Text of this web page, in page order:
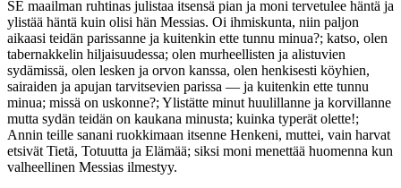
SE maailman ruhtinas julistaa itsensä pian ja moni tervetulee häntä ja
ylistää häntä kuin olisi hän Messias. Oi ihmiskunta, niin paljon
aikaasi teidän parissanne ja kuitenkin ette tunnu minua?; katso, olen
tabernakkelin hiljaisuudessa; olen murheellisten ja alistuvien
sydämissä, olen lesken ja orvon kanssa, olen henkisesti köyhien,
sairaiden ja apujan tarvitsevien parissa — ja kuitenkin ette tunnu
minua; missä on uskonne?; Ylistätte minut huulillanne ja korvillanne
mutta sydän teidän on kaukana minusta; kuinka typerät olette!;
Annin teille sanani ruokkimaan itsenne Henkeni, muttei, vain harvat
etsivät Tietä, Totuutta ja Elämää; siksi moni menettää huomenna kun
valheellinen Messias ilmestyy.